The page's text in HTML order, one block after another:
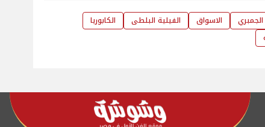
الجمبري الاسواق الفيلية البلطى
الكابوريا